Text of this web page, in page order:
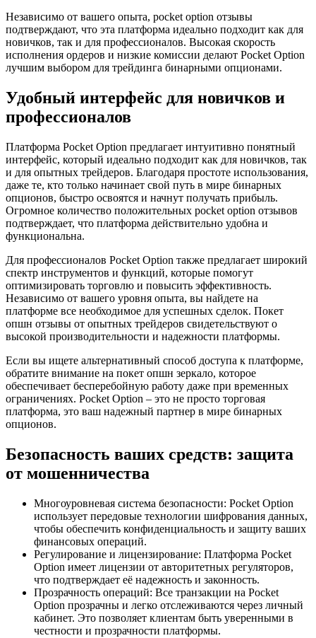
Независимо от вашего опыта, pocket option отзывы
подтверждают, что эта платформа идеально подходит как для
новичков, так и для профессионалов. Высокая скорость
исполнения ордеров и низкие комиссии делают Pocket Option
лучшим выбором для трейдинга бинарными опционами.
Удобный интерфейс для новичков и
профессионалов
Платформа Pocket Option предлагает интуитивно понятный
интерфейс, который идеально подходит как для новичков, так
и для опытных трейдеров. Благодаря простоте использования,
даже те, кто только начинает свой путь в мире бинарных
опционов, быстро освоятся и начнут получать прибыль.
Огромное количество положительных pocket option отзывов
подтверждает, что платформа действительно удобна и
функциональна.
Для профессионалов Pocket Option также предлагает широкий
спектр инструментов и функций, которые помогут
оптимизировать торговлю и повысить эффективность.
Независимо от вашего уровня опыта, вы найдете на
платформе все необходимое для успешных сделок. Покет
опшн отзывы от опытных трейдеров свидетельствуют о
высокой производительности и надежности платформы.
Если вы ищете альтернативный способ доступа к платформе,
обратите внимание на покет опшн зеркало, которое
обеспечивает бесперебойную работу даже при временных
ограничениях. Pocket Option – это не просто торговая
платформа, это ваш надежный партнер в мире бинарных
опционов.
Безопасность ваших средств: защита
от мошенничества
Многоуровневая система безопасности: Pocket Option
использует передовые технологии шифрования данных,
чтобы обеспечить конфиденциальность и защиту ваших
финансовых операций.
Регулирование и лицензирование: Платформа Pocket
Option имеет лицензии от авторитетных регуляторов,
что подтверждает её надежность и законность.
Прозрачность операций: Все транзакции на Pocket
Option прозрачны и легко отслеживаются через личный
кабинет. Это позволяет клиентам быть уверенными в
честности и прозрачности платформы.